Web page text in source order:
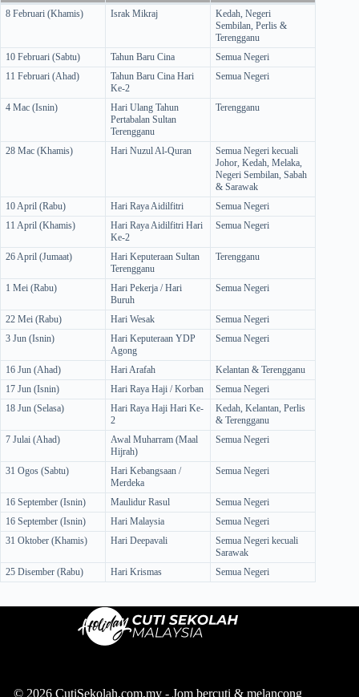
8 Februari (Khamis)
Israk Mikraj
Kedah, Negeri
Sembilan, Perlis &
Terengganu
10 Februari (Sabtu)
Tahun Baru Cina
Semua Negeri
11 Februari (Ahad)
Tahun Baru Cina Hari
Ke-2
Semua Negeri
4 Mac (Isnin)
Hari Ulang Tahun
Pertabalan Sultan
Terengganu
Terengganu
28 Mac (Khamis) Hari Nuzul Al-Quran
Semua Negeri kecuali
Johor, Kedah, Melaka,
Negeri Sembilan, Sabah
& Sarawak
10 April (Rabu)
Hari Raya Aidilfitri
Semua Negeri
11 April (Khamis)
Hari Raya Aidilfitri Hari
Ke-2
Semua Negeri
26 April (Jumaat)
Hari Keputeraan Sultan
Terengganu
Terengganu
1 Mei (Rabu)
Hari Pekerja / Hari
Buruh
Semua Negeri
22 Mei (Rabu) Hari Wesak
Semua Negeri
3 Jun (Isnin)
Hari Keputeraan YDP
Agong
Semua Negeri
16 Jun (Ahad) Hari Arafah
Kelantan & Terengganu
17 Jun (Isnin)
Hari Raya Haji / Korban
Semua Negeri
18 Jun (Selasa)
Hari Raya Haji Hari Ke-
2
Kedah, Kelantan, Perlis
& Terengganu
7 Julai (Ahad)
Awal Muharram (Maal
Hijrah)
Semua Negeri
31 Ogos (Sabtu)
Hari Kebangsaan /
Merdeka
Semua Negeri
16 September (Isnin) Maulidur Rasul
Semua Negeri
16 September (Isnin)
Hari Malaysia
Semua Negeri
31 Oktober (Khamis)
Hari Deepavali
Semua Negeri kecuali
Sarawak
25 Disember (Rabu)
Hari Krismas Semua Negeri
© 2026 CutiSekolah.com.my - Jom bercuti & melancong